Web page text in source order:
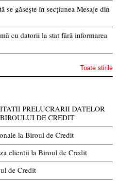
se găsește în secțiunea Mesaje din
cu datorii la stat fără informarea
Toate stirile
PRELUCRARII DATELOR
DE CREDIT
la Biroul de Credit
clientii la Biroul de Credit
de Credit